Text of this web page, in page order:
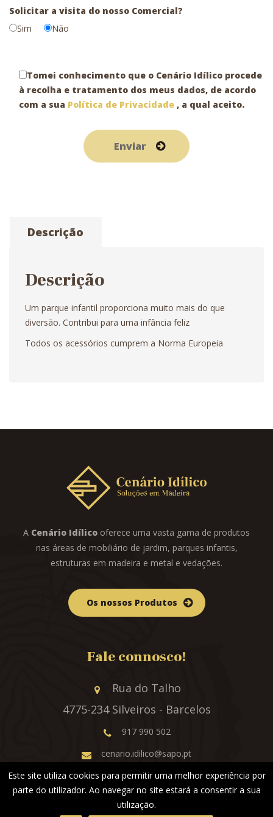
Solicitar a visita do nosso Comercial?
Sim
Não
Tomei conhecimento que o Cenário Idílico procede
à recolha e tratamento dos meus dados, de acordo
com a sua Política de Privacidade , a qual aceito.
Descrição
Descrição
Um parque infantil proporciona muito mais do que
diversão. Contribui para uma infância feliz
Todos os acessórios cumprem a Norma Europeia
A Cenário Idílico oferece uma vasta gama de produtos
nas áreas de mobiliário de jardim, parques infantis,
estruturas em madeira e metal e vedações.
Os nossos Produtos
Fale connosco!
Rua do Talho
4775-234 Silveiros - Barcelos
917 990 502
cenario.idilico@sapo.pt
© 2019 Cenário Idílico by
Este site utiliza cookies para permitir uma melhor experiência por
parte do utilizador. Ao navegar no site estará a consentir a sua
utilização.